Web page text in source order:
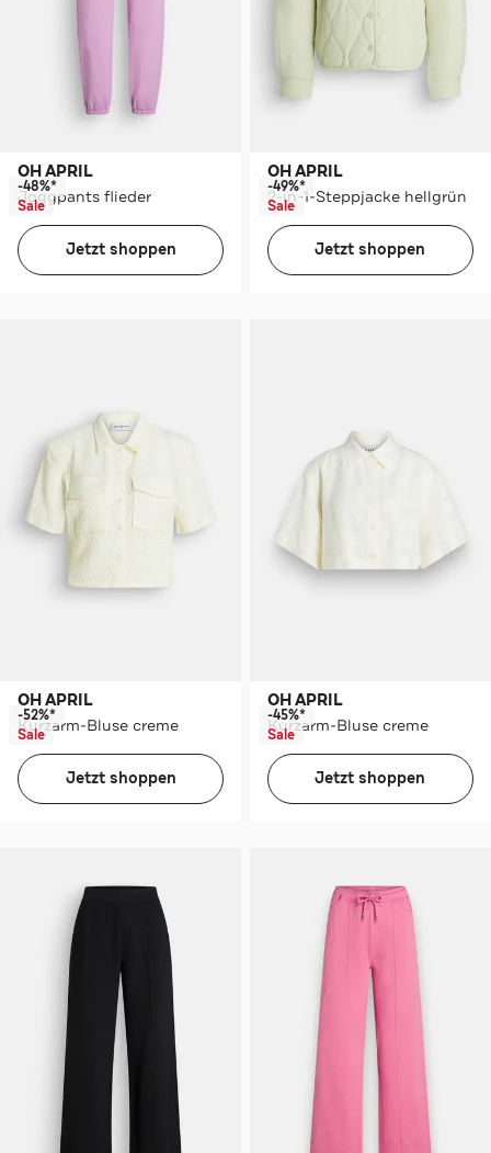
OH APRIL
Joggpants flieder
-48%*
Sale
Jetzt shoppen
OH APRIL
2-in-1-Steppjacke hellgrün
-49%*
Sale
Jetzt shoppen
OH APRIL
Kurzarm-Bluse creme
-52%*
Sale
Jetzt shoppen
OH APRIL
Kurzarm-Bluse creme
-45%*
Sale
Jetzt shoppen